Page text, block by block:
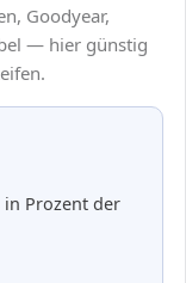
Goodyear,
— hier günstig
Prozent der